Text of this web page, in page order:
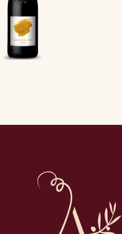
1800€